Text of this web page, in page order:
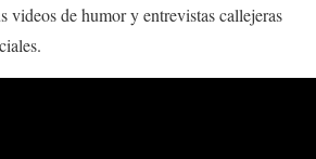
videos de humor y entrevistas callejeras